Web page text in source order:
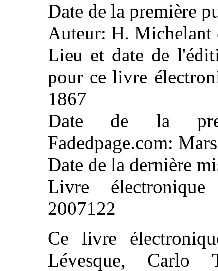
Date de la première
Auteur: H. Michelant
Lieu et date de
pour ce livre
1867
Date de la
Fadedpage.com:
Date de la dernière
Livre
2007122
Ce livre
Lévesque, Carlo